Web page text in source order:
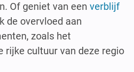
Of geniet van een verblijf
de overvloed aan
zoals het
rijke cultuur van deze regio